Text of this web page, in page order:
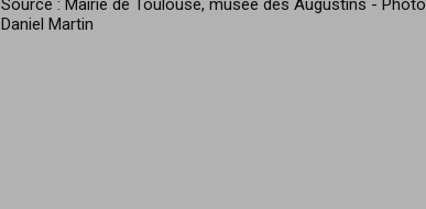
Source : Mairie de Toulouse, musée des Augustins - Photo
Daniel Martin